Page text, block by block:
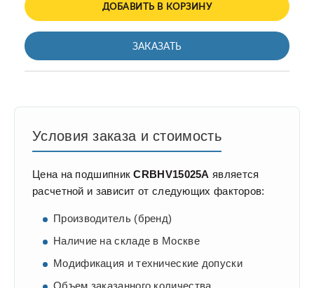
ДОБАВИТЬ В КОРЗИНУ
ЗАКАЗАТЬ
Условия заказа и стоимость
Цена на подшипникCRBHV15025A является
расчетной и зависит от следующих факторов:
Производитель (бренд)
Наличие на складе в Москве
Модификация и технические допуски